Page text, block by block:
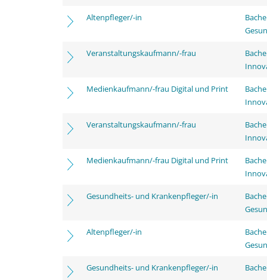
Altenpfleger/-in
Veranstaltungskaufmann/-frau
Medienkaufmann/-frau Digital und Print
Veranstaltungskaufmann/-frau
Medienkaufmann/-frau Digital und Print
Gesundheits- und Krankenpfleger/-in
Altenpfleger/-in
Gesundheits- und Krankenpfleger/-in